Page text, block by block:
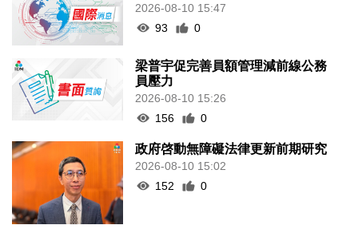
2026-08-10 15:47
93
0
梁普宇促完善員額管理減前線公務
員壓力
2026-08-10 15:26
156
0
政府啓動無障礙法律更新前期研究
2026-08-10 15:02
152
0